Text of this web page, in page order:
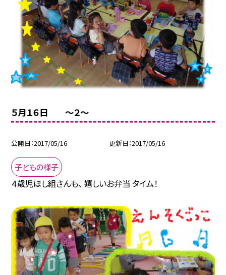
５月１６日 〜２〜
公開日 2017/05/16 更新日 2017/05/16
子どもの様子
４歳児ほし組さんも、 嬉しいお弁当 タイム！